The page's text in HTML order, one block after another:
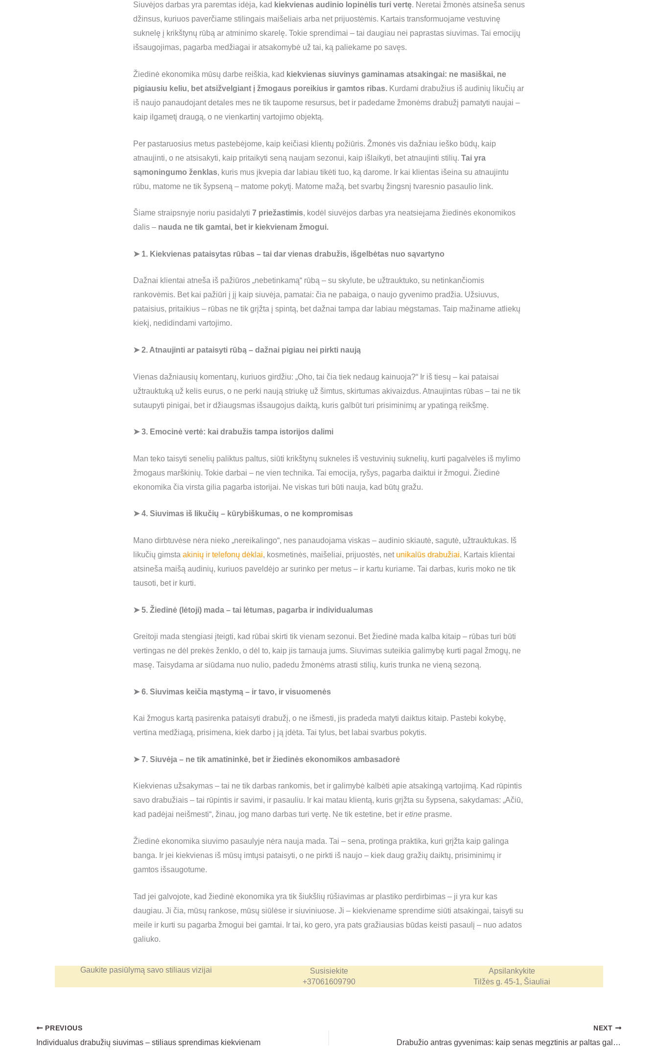
Siuvėjos darbas yra paremtas idėja, kad kiekvienas audinio lopinėlis turi vertę. Neretai žmonės atsineša senus
džinsus, kuriuos paverčiame stilingais maišeliais arba net prijuostėmis. Kartais transformuojame vestuvinę
suknelę į krikštynų rūbą ar atminimo skarelę. Tokie sprendimai – tai daugiau nei paprastas siuvimas. Tai emocijų
išsaugojimas, pagarba medžiagai ir atsakomybė už tai, ką paliekame po savęs.
Žiedinė ekonomika mūsų darbe reiškia, kad kiekvienas siuvinys gaminamas atsakingai: ne masiškai, ne
pigiausiu keliu, bet atsižvelgiant į žmogaus poreikius ir gamtos ribas. Kurdami drabužius iš audinių likučių ar
iš naujo panaudojant detales mes ne tik taupome resursus, bet ir padedame žmonėms drabužį pamatyti naujai –
kaip ilgametį draugą, o ne vienkartinį vartojimo objektą.
Per pastaruosius metus pastebėjome, kaip keičiasi klientų požiūris. Žmonės vis dažniau ieško būdų, kaip
atnaujinti, o ne atsisakyti, kaip pritaikyti seną naujam sezonui, kaip išlaikyti, bet atnaujinti stilių. Tai yra
sąmoningumo ženklas, kuris mus įkvepia dar labiau tikėti tuo, ką darome. Ir kai klientas išeina su atnaujintu
rūbu, matome ne tik šypseną – matome pokytį. Matome mažą, bet svarbų žingsnį tvaresnio pasaulio link.
Šiame straipsnyje noriu pasidalyti 7 priežastimis, kodėl siuvėjos darbas yra neatsiejama žiedinės ekonomikos
dalis – nauda ne tik gamtai, bet ir kiekvienam žmogui.
➤ 1. Kiekvienas pataisytas rūbas – tai dar vienas drabužis, išgelbėtas nuo sąvartyno
Dažnai klientai atneša iš pažiūros „nebetinkamą“ rūbą – su skylute, be užtrauktuko, su netinkančiomis
rankovėmis. Bet kai pažiūri į jį kaip siuvėja, pamatai: čia ne pabaiga, o naujo gyvenimo pradžia. Užsiuvus,
pataisius, pritaikius – rūbas ne tik grįžta į spintą, bet dažnai tampa dar labiau mėgstamas. Taip mažiname atliekų
kiekį, nedidindami vartojimo.
➤ 2. Atnaujinti ar pataisyti rūbą – dažnai pigiau nei pirkti naują
Vienas dažniausių komentarų, kuriuos girdžiu: „Oho, tai čia tiek nedaug kainuoja?“ Ir iš tiesų – kai pataisai
užtrauktuką už kelis eurus, o ne perki naują striukę už šimtus, skirtumas akivaizdus. Atnaujintas rūbas – tai ne tik
sutaupyti pinigai, bet ir džiaugsmas išsaugojus daiktą, kuris galbūt turi prisiminimų ar ypatingą reikšmę.
➤ 3. Emocinė vertė: kai drabužis tampa istorijos dalimi
Man teko taisyti senelių paliktus paltus, siūti krikštynų sukneles iš vestuvinių suknelių, kurti pagalvėles iš mylimo
žmogaus marškinių. Tokie darbai – ne vien technika. Tai emocija, ryšys, pagarba daiktui ir žmogui. Žiedinė
ekonomika čia virsta gilia pagarba istorijai. Ne viskas turi būti nauja, kad būtų gražu.
➤ 4. Siuvimas iš likučių – kūrybiškumas, o ne kompromisas
Mano dirbtuvėse nėra nieko „nereikalingo“, nes panaudojama viskas – audinio skiautė, sagutė, užtrauktukas. Iš
likučių gimsta akinių ir telefonų dėklai, kosmetinės, maišeliai, prijuostės, net unikalūs drabužiai. Kartais klientai
atsineša maišą audinių, kuriuos paveldėjo ar surinko per metus – ir kartu kuriame. Tai darbas, kuris moko ne tik
tausoti, bet ir kurti.
➤ 5. Žiedinė (lėtoji) mada – tai lėtumas, pagarba ir individualumas
Greitoji mada stengiasi įteigti, kad rūbai skirti tik vienam sezonui. Bet žiedinė mada kalba kitaip – rūbas turi būti
vertingas ne dėl prekės ženklo, o dėl to, kaip jis tarnauja jums. Siuvimas suteikia galimybę kurti pagal žmogų, ne
masę. Taisydama ar siūdama nuo nulio, padedu žmonėms atrasti stilių, kuris trunka ne vieną sezoną.
➤ 6. Siuvimas keičia mąstymą – ir tavo, ir visuomenės
Kai žmogus kartą pasirenka pataisyti drabužį, o ne išmesti, jis pradeda matyti daiktus kitaip. Pastebi kokybę,
vertina medžiagą, prisimena, kiek darbo į ją įdėta. Tai tylus, bet labai svarbus pokytis.
➤ 7. Siuvėja – ne tik amatininkė, bet ir žiedinės ekonomikos ambasadorė
Kiekvienas užsakymas – tai ne tik darbas rankomis, bet ir galimybė kalbėti apie atsakingą vartojimą. Kad rūpintis
savo drabužiais – tai rūpintis ir savimi, ir pasauliu. Ir kai matau klientą, kuris grįžta su šypsena, sakydamas: „Ačiū,
kad padėjai neišmesti“, žinau, jog mano darbas turi vertę. Ne tik estetine, bet ir etine prasme.
Žiedinė ekonomika siuvimo pasaulyje nėra nauja mada. Tai – sena, protinga praktika, kuri grįžta kaip galinga
banga. Ir jei kiekvienas iš mūsų imtųsi pataisyti, o ne pirkti iš naujo – kiek daug gražių daiktų, prisiminimų ir
gamtos išsaugotume.
Tad jei galvojote, kad žiedinė ekonomika yra tik šiukšlių rūšiavimas ar plastiko perdirbimas – ji yra kur kas
daugiau. Ji čia, mūsų rankose, mūsų siūlėse ir siuviniuose. Ji – kiekviename sprendime siūti atsakingai, taisyti su
meile ir kurti su pagarba žmogui bei gamtai. Ir tai, ko gero, yra pats gražiausias būdas keisti pasaulį – nuo adatos
galiuko.
Gaukite pasiūlymą savo stiliaus vizijai
Susisiekite
+37061609790
Apsilankykite
Tilžės g. 45-1, Šiauliai
PREVIOUS
Individualus drabužių siuvimas – stiliaus sprendimas kiekvienam
NEXT
Drabužio antras gyvenimas: kaip senas megztinis ar paltas gali tapti nauju mėgstamiausiu daiktu​